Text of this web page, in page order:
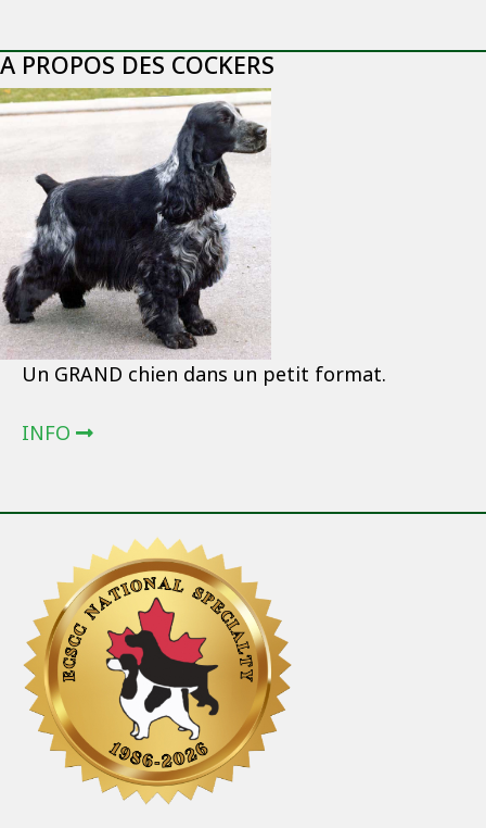
A PROPOS DES COCKERS
Un GRAND chien dans un petit format.
INFO